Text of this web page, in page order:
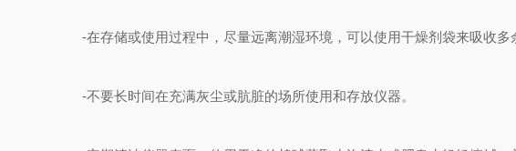
-在存储或使用过程中，尽量远离潮湿环境，可以使用干燥剂袋来吸收多
-不要长时间在充满灰尘或肮脏的场所使用和存放仪器。